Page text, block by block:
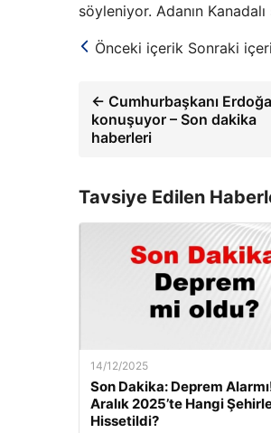
söyleniyor. Adanın
Önceki içerik Sonraki
← Cumhurbaşkanı
konuşuyor – Son dakika
haberleri
Tavsiye Edilen
14/12/2025
Son Dakika: Deprem
Aralık 2025’te Hangi
Hissetildi?